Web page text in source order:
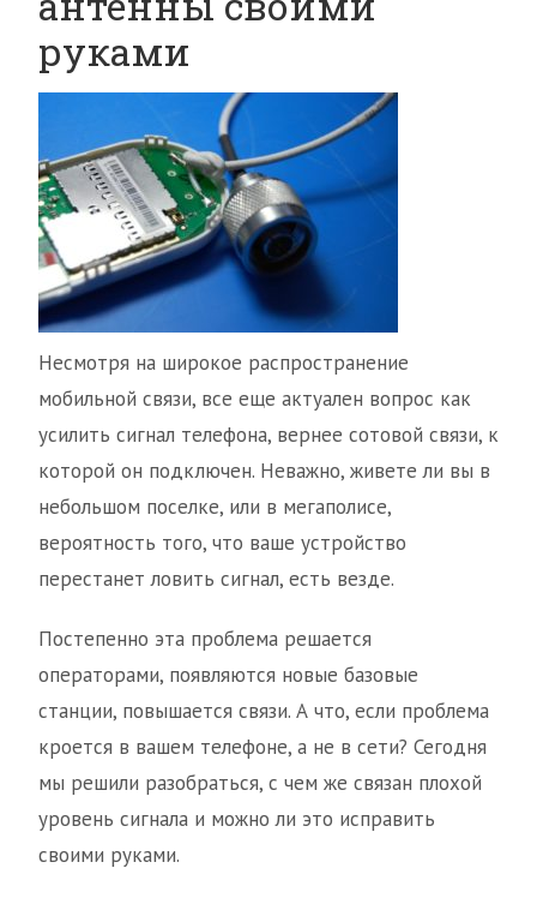
руками
Несмотря на широкое распространение
мобильной связи, все еще актуален вопрос как
усилить сигнал телефона, вернее сотовой связи, к
которой он подключен. Неважно, живете ли вы в
небольшом поселке, или в мегаполисе,
вероятность того, что ваше устройство
перестанет ловить сигнал, есть везде.
Постепенно эта проблема решается
операторами, появляются новые базовые
станции, повышается связи. А что, если проблема
кроется в вашем телефоне, а не в сети? Сегодня
мы решили разобраться, с чем же связан плохой
уровень сигнала и можно ли это исправить
своими руками.